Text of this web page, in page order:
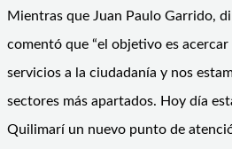
Mientras que Juan Paulo Garrido,
comentó que “el objetivo es
servicios a la ciudadanía y nos
sectores más apartados. Hoy día
Quilimarí un nuevo punto de